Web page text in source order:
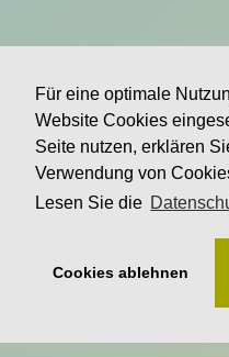
Für eine optimale
Website Cookies
Seite nutzen, erklären
Verwendung von
Lesen Sie die
Cookies ablehnen